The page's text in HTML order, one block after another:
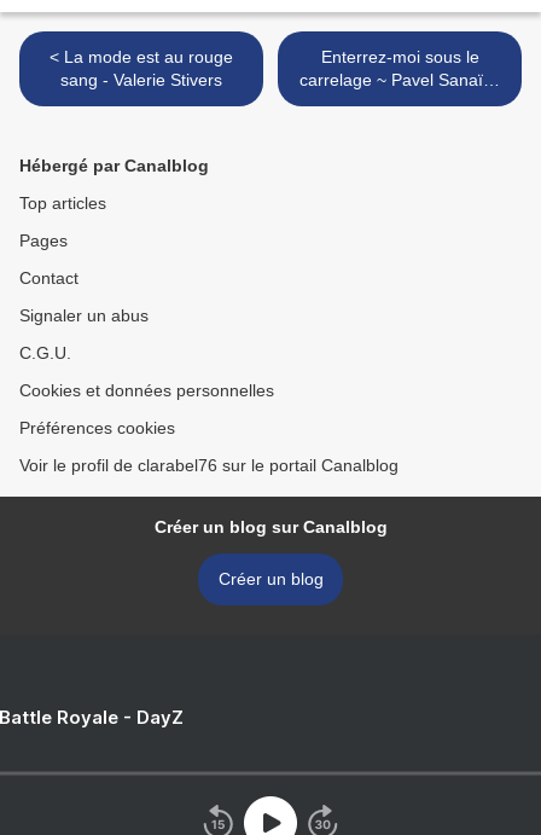
< La mode est au rouge
sang - Valerie Stivers
Enterrez-moi sous le
carrelage ~ Pavel Sanaïev
>
Hébergé par Canalblog
Top articles
Pages
Contact
Signaler un abus
C.G.U.
Cookies et données personnelles
Préférences cookies
Voir le profil de clarabel76 sur le portail Canalblog
Créer un blog sur Canalblog
Créer un blog
Royale - DayZ